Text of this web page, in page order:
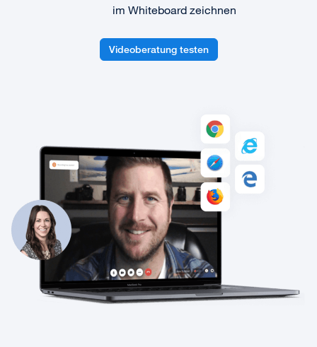
im Whiteboard zeichnen
Videoberatung testen